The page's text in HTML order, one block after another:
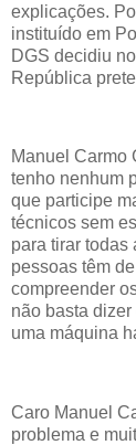
explicações.
instituído em
DGS decidiu
República
Manuel Carmo
tenho nenhum
que participe
técnicos sem
para tirar todas
pessoas têm
compreender
não basta
uma máquina
Caro Manuel
problema e